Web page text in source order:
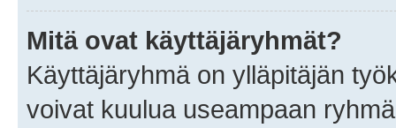
Mitä ovat käyttäjäryhmät?
Käyttäjäryhmä on ylläpitäjän
voivat kuulua useampaan